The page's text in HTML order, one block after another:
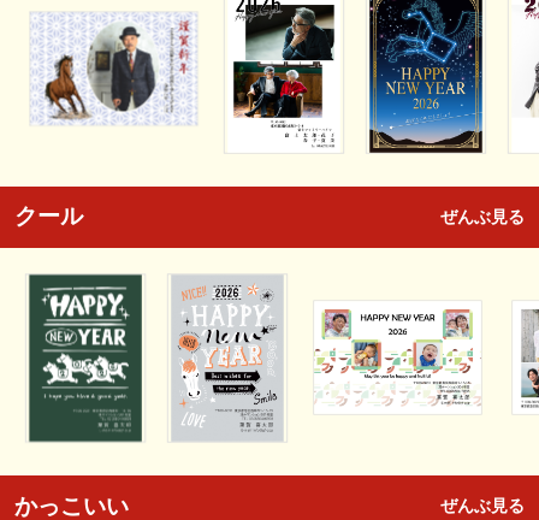
クール ぜんぶ見る
かっこいい ぜんぶ見る